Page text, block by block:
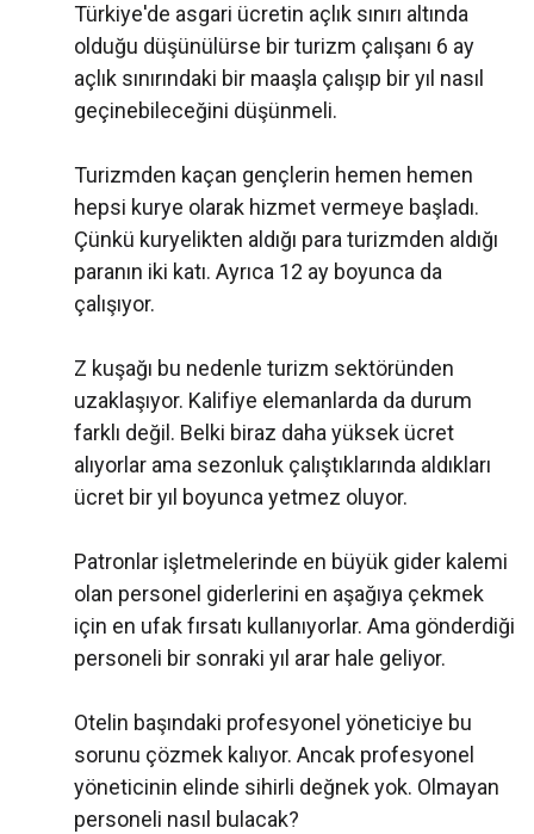
Türkiye'de asgari ücretin açlık sınırı altında
olduğu düşünülürse bir turizm çalışanı 6 ay
açlık sınırındaki bir maaşla çalışıp bir yıl nasıl
geçinebileceğini düşünmeli.
Turizmden kaçan gençlerin hemen hemen
hepsi kurye olarak hizmet vermeye başladı.
Çünkü kuryelikten aldığı para turizmden aldığı
paranın iki katı. Ayrıca 12 ay boyunca da
çalışıyor.
Z kuşağı bu nedenle turizm sektöründen
uzaklaşıyor. Kalifiye elemanlarda da durum
farklı değil. Belki biraz daha yüksek ücret
alıyorlar ama sezonluk çalıştıklarında aldıkları
ücret bir yıl boyunca yetmez oluyor.
Patronlar işletmelerinde en büyük gider kalemi
olan personel giderlerini en aşağıya çekmek
için en ufak fırsatı kullanıyorlar. Ama gönderdiği
personeli bir sonraki yıl arar hale geliyor.
Otelin başındaki profesyonel yöneticiye bu
sorunu çözmek kalıyor. Ancak profesyonel
yöneticinin elinde sihirli değnek yok. Olmayan
personeli nasıl bulacak?